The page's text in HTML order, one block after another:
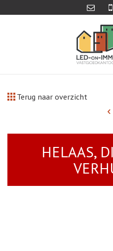
Terug naar overzicht
HELAAS,